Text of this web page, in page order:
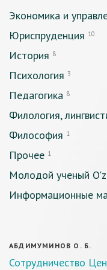
Экономика и
Юриспруденция 10
История 8
Психология 3
Педагогика 8
Филология,
Философия 1
Прочее 1
Молодой ученый
Информационные
АБДИМУМИНОВ О. Б.
Сотрудничество